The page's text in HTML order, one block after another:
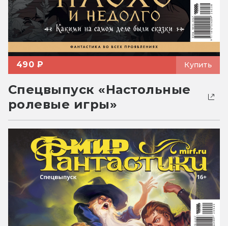
490 ₽ Купить
Спецвыпуск «Настольные
ролевые игры»